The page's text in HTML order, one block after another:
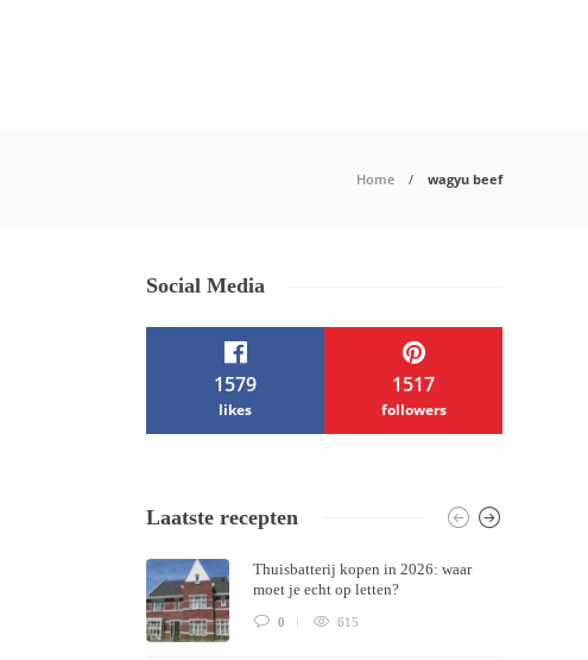
Home wagyu beef
Social Media
1579
likes
1517
followers
Themes bySilicon Themes . Join us right
now!
Laatste recepten
Thuisbatterij kopen in 2026: waar
moet je echt op letten?
0 615